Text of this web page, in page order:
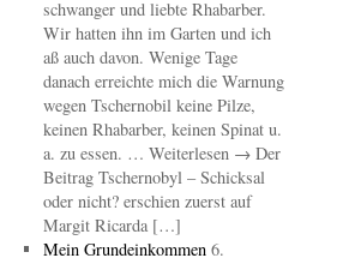
schwanger und liebte Rhabarber.
Wir hatten ihn im Garten und ich
aß auch davon. Wenige Tage
danach erreichte mich die Warnung
wegen Tschernobil keine Pilze,
keinen Rhabarber, keinen Spinat u.
a. zu essen. … Weiterlesen → Der
Beitrag Tschernobyl – Schicksal
oder nicht? erschien zuerst auf
Margit Ricarda […]
Mein Grundeinkommen 6.